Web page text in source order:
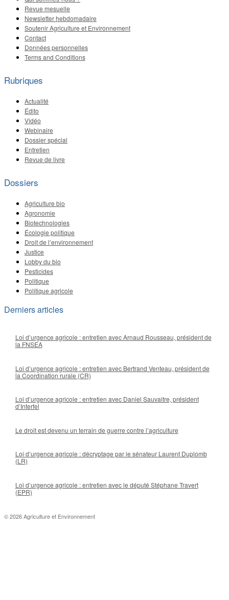
Revue mesuelle
Newsletter hebdomadaire
Soutenir Agriculture et Environnement
Contact
Données personnelles
Terms and Conditions
Rubriques
Actualité
Édito
Vidéo
Webinaire
Dossier spécial
Entretien
Revue de livre
Dossiers
Agriculture bio
Agronomie
Biotechnologies
Écologie politique
Droit de l’environnement
Justice
Lobby du bio
Pesticides
Politique
Politique agricole
Derniers articles
Loi d’urgence agricole : entretien avec Arnaud Rousseau, président de
la FNSEA
Loi d’urgence agricole : entretien avec Bertrand Venteau, président de
la Coordination rurale (CR)
Loi d’urgence agricole : entretien avec Daniel Sauvaitre, président
d’Interfel
Le droit est devenu un terrain de guerre contre l’agriculture
Loi d’urgence agricole : décryptage par le sénateur Laurent Duplomb
(LR)
Loi d’urgence agricole : entretien avec le député Stéphane Travert
(EPR)
© 2026 Agriculture et Environnement